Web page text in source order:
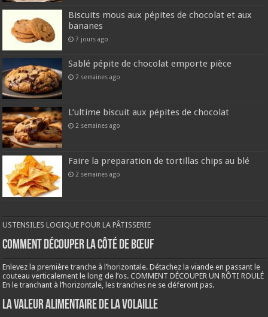
Biscuits mous aux pépites de chocolat et aux
bananes
7 jours ago
Sablé pépite de chocolat emporte pièce
2 semaines ago
L’ultime biscuit aux pépites de chocolat
2 semaines ago
Faire la preparation de tortillas chips au blé
2 semaines ago
USTENSILES LOGIQUE POUR LA PÂTISSERIE
COMMENT DÉCOUPER LA CÔTÉ DE BŒUF
Enlevez la première tranche à l’horizontale. Détachez la viande en passant le
couteau verticalement le long de l’os. COMMENT DÉCOUPER UN RÔTI ROULÉ
En le tranchant à l’horizontale, les tranches ne se déferont pas.
LA VALEUR ALIMENTAIRE DE LA VOLAILLE